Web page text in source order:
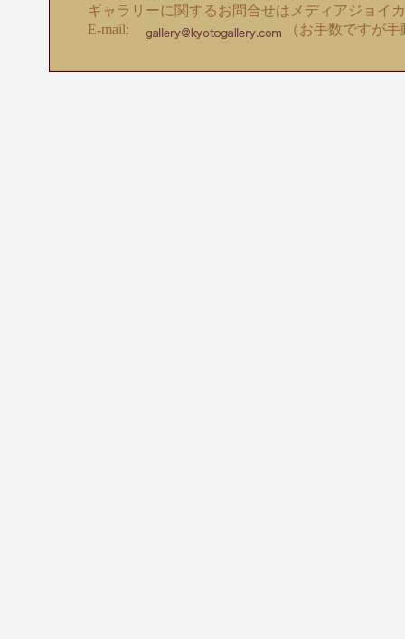
ギャラリーに関するお問合せはメディアジョイ
E-mail:
（お手数ですが